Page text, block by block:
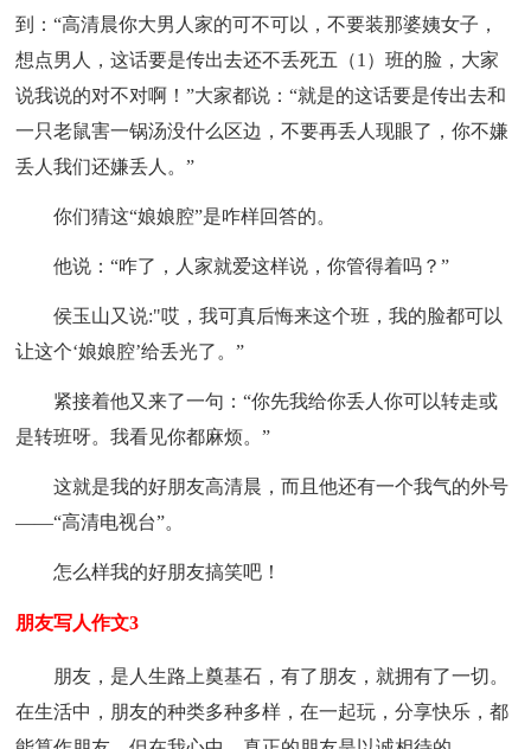
到：“高清晨你大男人家的可不可以，不要装那婆姨女子，
想点男人，这话要是传出去还不丢死五（1）班的脸，大家
说我说的对不对啊！”大家都说：“就是的这话要是传出去和
一只老鼠害一锅汤没什么区边，不要再丢人现眼了，你不嫌
丢人我们还嫌丢人。”
你们猜这“娘娘腔”是咋样回答的。
他说：“咋了，人家就爱这样说，你管得着吗？”
侯玉山又说:"哎，我可真后悔来这个班，我的脸都可以
让这个‘娘娘腔’给丢光了。”
紧接着他又来了一句：“你先我给你丢人你可以转走或
是转班呀。我看见你都麻烦。”
这就是我的好朋友高清晨，而且他还有一个我气的外号
——“高清电视台”。
怎么样我的好朋友搞笑吧！
朋友写人作文3
朋友，是人生路上奠基石，有了朋友，就拥有了一切。
在生活中，朋友的种类多种多样，在一起玩，分享快乐，都